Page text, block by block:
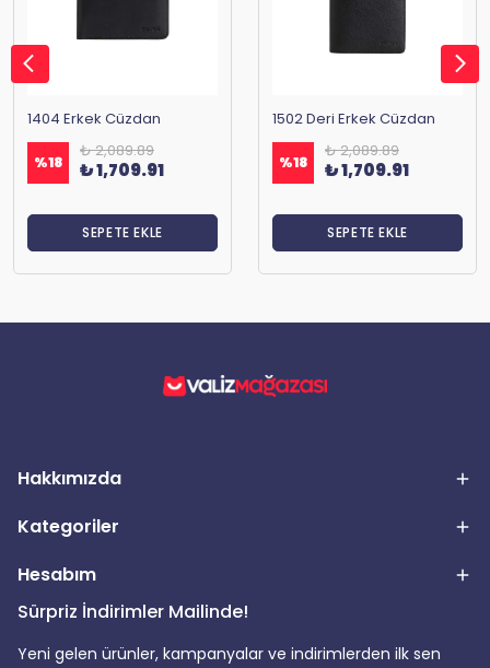
1404 Erkek Cüzdan
%18
₺ 2,089.89
₺ 1,709.91
SEPETE EKLE
1502 Deri Erkek Cüzdan
%18
₺ 2,089.89
₺ 1,709.91
SEPETE EKLE
Hakkımızda
Kategoriler
Hesabım
Sürpriz İndirimler Mailinde!
Yeni gelen ürünler, kampanyalar ve indirimlerden ilk sen